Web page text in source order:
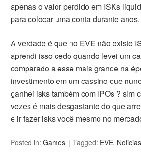
apenas o valor perdido em ISKs
para colocar uma conta durante anos.
A verdade é que no EVE não existe
aprendi isso cedo quando levei um
comparado a esse mais grande na
investimento em um cassino que
ganhei isks também com IPOs ? sim
vezes é mais desgastante do que
e ir fazer isks você mesmo no
Posted in:Games Tagged: EVE, Noticias